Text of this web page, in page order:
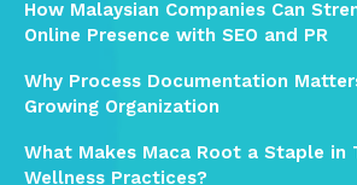
How Malaysian Companies Can
Online Presence with SEO and PR
Why Process Documentation
Growing Organization
What Makes Maca Root a Staple in
Wellness Practices?